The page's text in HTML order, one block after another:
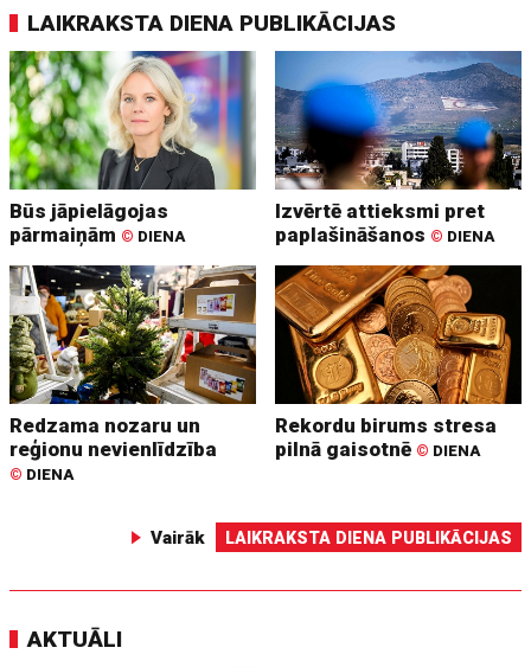
LAIKRAKSTA DIENA PUBLIKĀCIJAS
Būs jāpielāgojas
pārmaiņām © DIENA
Izvērtē attieksmi pret
paplašināšanos © DIENA
Redzama nozaru un
reģionu nevienlīdzība
© DIENA
Rekordu birums stresa
pilnā gaisotnē © DIENA
Vairāk LAIKRAKSTA DIENA PUBLIKĀCIJAS
AKTUĀLI